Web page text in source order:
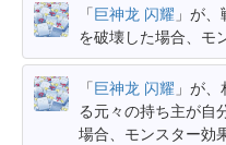
「巨神龙 闪耀 」が
を破壊した場合、モ
「巨神龙 闪耀 」が
る元々の持ち主が自
場合、モンスター効